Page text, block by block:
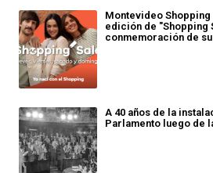
Montevideo
edición de "Shopping
conmemoración de
A 40 años de la
Parlamento luego de